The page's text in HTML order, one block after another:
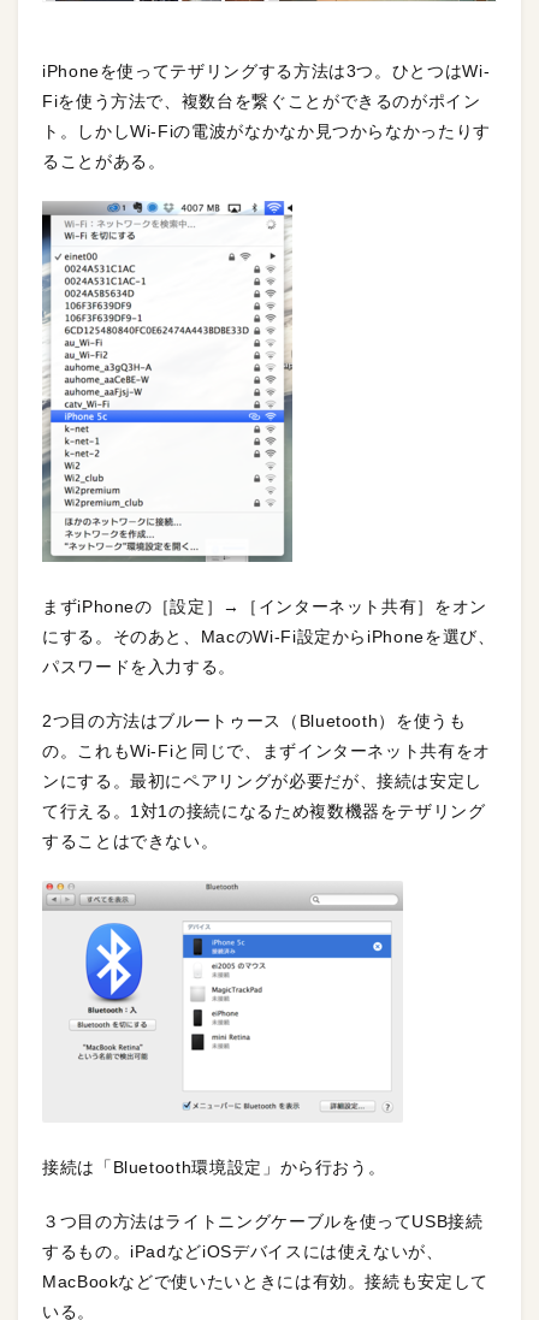
iPhoneを使ってテザリングする方法は3つ。ひとつはWi-
Fiを使う方法で、複数台を繋ぐことができるのがポイン
ト。しかしWi-Fiの電波がなかなか見つからなかったりす
ることがある。
まずiPhoneの［設定］→［インターネット共有］をオン
にする。そのあと、MacのWi-Fi設定からiPhoneを選び、
パスワードを入力する。
2つ目の方法はブルートゥース（Bluetooth）を使うも
の。これもWi-Fiと同じで、まずインターネット共有をオ
ンにする。最初にペアリングが必要だが、接続は安定し
て行える。1対1の接続になるため複数機器をテザリング
することはできない。
接続は「Bluetooth環境設定」から行おう。
３つ目の方法はライトニングケーブルを使ってUSB接続
するもの。iPadなどiOSデバイスには使えないが、
MacBookなどで使いたいときには有効。接続も安定して
いる。